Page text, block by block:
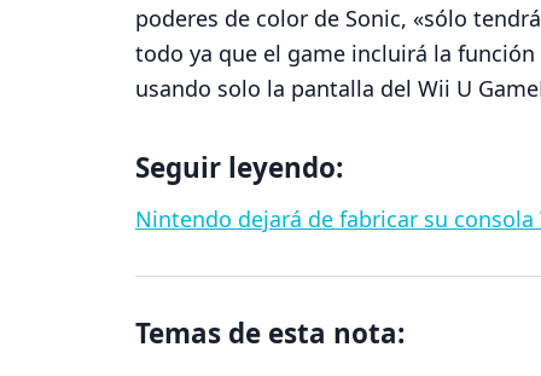
poderes de color de Sonic, «sólo
todo ya que el game incluirá la
usando solo la pantalla del Wii U
Seguir leyendo:
Nintendo dejará de fabricar su
Temas de esta nota: